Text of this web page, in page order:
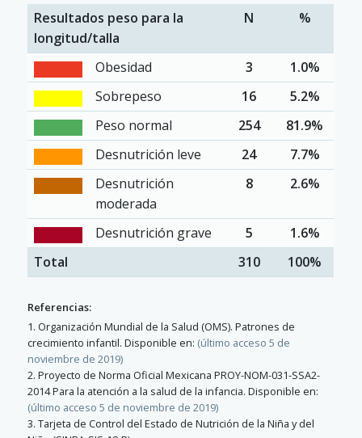
Resultados peso para la
longitud/talla
N %
Obesidad 3
1.0%
Sobrepeso
16
5.2%
Peso normal
254
81.9%
Desnutrición leve
24
7.7%
Desnutrición
moderada
8 2.6%
Desnutrición grave 5
1.6%
Total
310 100%
Referencias:
1. Organización Mundial de la Salud (OMS). Patrones de
crecimiento infantil. Disponible en: (último acceso 5 de
noviembre de 2019)
2. Proyecto de Norma Oficial Mexicana PROY-NOM-031-SSA2-
2014 Para la atención a la salud de la infancia. Disponible en:
(último acceso 5 de noviembre de 2019)
3. Tarjeta de Control del Estado de Nutrición de la Niña y del